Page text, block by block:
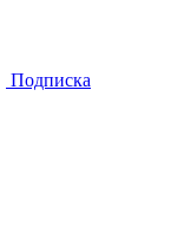
Подписка